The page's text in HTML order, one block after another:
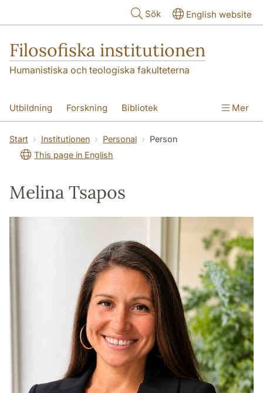
Sök English website
Filosofiska institutionen
Humanistiska och teologiska fakulteterna
Utbildning Forskning Bibliotek
Personal Kontakt Institutionen
Mer
Start Institutionen Personal
Person
This page in English
Melina Tsapos